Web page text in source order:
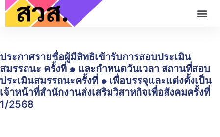
ประกาศรายชื่อผู้มีสิทธิเข้ารับการสอบประเมิน
สมรรถนะ ครั้งที่ ๑ และกำหนดวันเวลา สถานที่สอบ
ประเมินสมรรถนะครั้งที่ ๑ เพื่อบรรจุและแต่งตั้งเป็น
เจ้าหน้าที่สำนักงานส่งเสริมวิสาหกิจเพื่อสังคมครั้งที่
1/2568